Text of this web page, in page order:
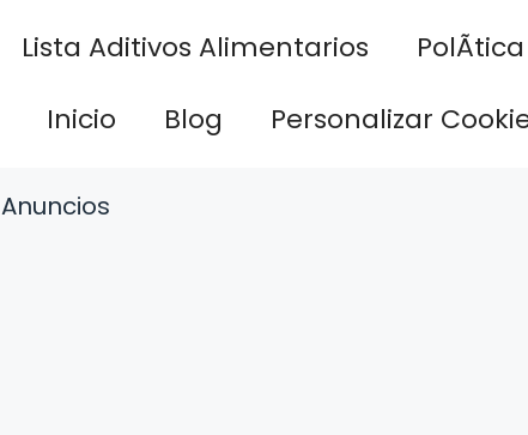
Lista Aditivos Alimentarios
Inicio Blog Personalizar
Anuncios